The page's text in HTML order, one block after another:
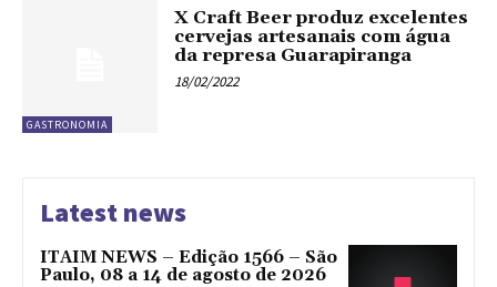
GASTRONOMIA
X Craft Beer produz excelentes
cervejas artesanais com água
da represa Guarapiranga
18/02/2022
Latest news
ITAIM NEWS – Edição 1566 – São
Paulo, 08 a 14 de agosto de 2026